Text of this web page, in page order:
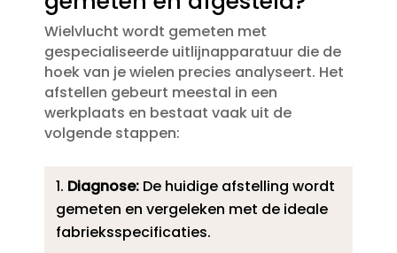
Wielvlucht wordt gemeten met
gespecialiseerde uitlijnapparatuur die de
hoek van je wielen precies analyseert.​ Het
afstellen gebeurt meestal in een
werkplaats en bestaat vaak uit de
volgende stappen:
Diagnose:De huidige afstelling wordt
gemeten en vergeleken met de ideale
fabrieksspecificaties.​